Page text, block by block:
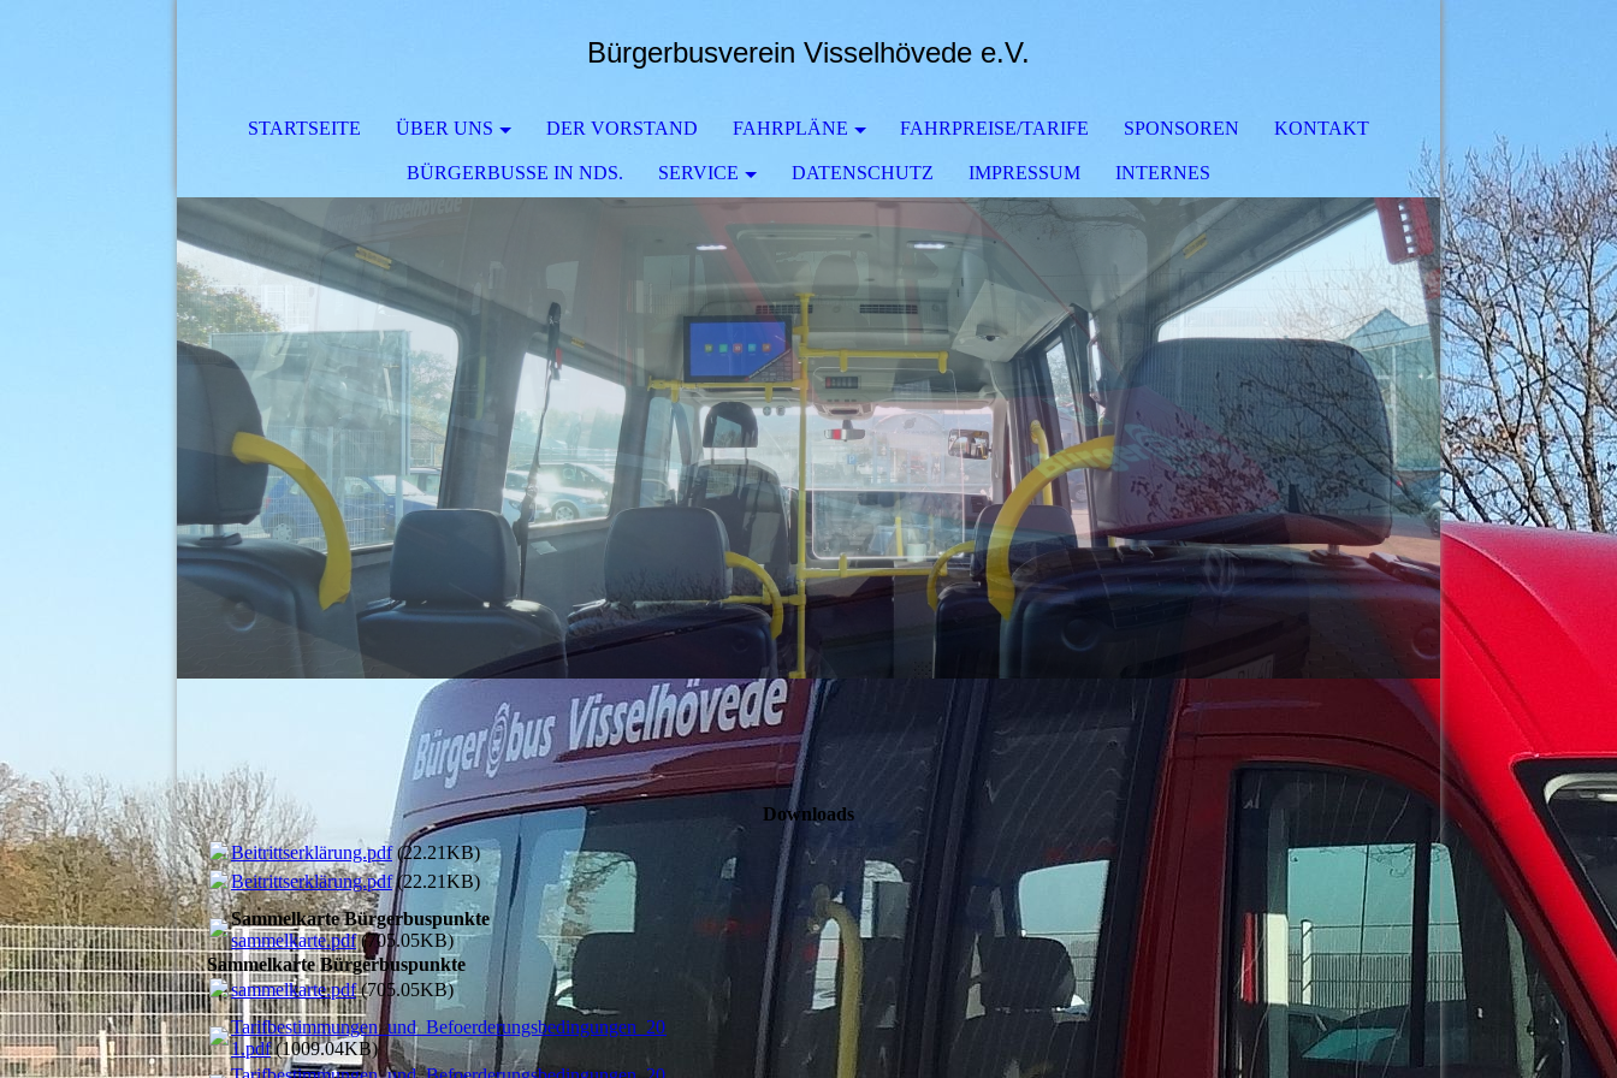
Bürgerbusverein Visselhövede e.V.
STARTSEITE ÜBER UNS DER VORSTAND FAHRPLÄNE FAHRPREISE/TARIFE SPONSOREN KONTAKT
BÜRGERBUSSE IN NDS. SERVICE DATENSCHUTZ IMPRESSUM INTERNES
Downloads
Beitrittserklärung.pdf(22.21KB)
Beitrittserklärung.pdf(22.21KB)
Sammelkarte Bürgerbuspunkte
sammelkarte.pdf(705.05KB)
Sammelkarte Bürgerbuspunkte
sammelkarte.pdf(705.05KB)
Tarifbestimmungen_und_Befoerderungsbedingungen_2023-
1.pdf(1009.04KB)